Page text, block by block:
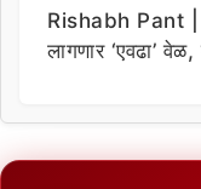
Rishabh Pant |
लागणार ‘एवढा’